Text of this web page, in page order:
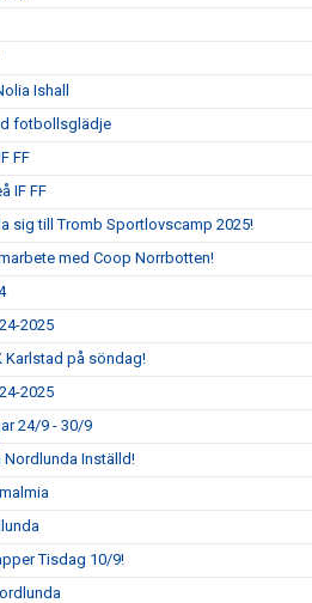
Ishall
fotbollsglädje
FF
IF FF
sig till Tromb Sportlovscamp 2025!
med Coop Norrbotten!
2025
Karlstad på söndag!
2025
24/9 - 30/9
Inställd!
Tisdag 10/9!